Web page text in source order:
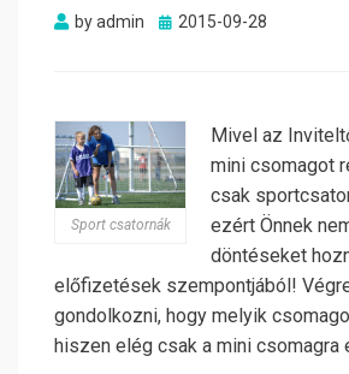
byadmin
Posted
2015-09-28
Sport csatornák
Mivel az
mini csomagot
csak
ezért Önnek
döntéseket
előfizetések szempontjából!
gondolkozni, hogy melyik
hiszen elég csak a mini csomagra